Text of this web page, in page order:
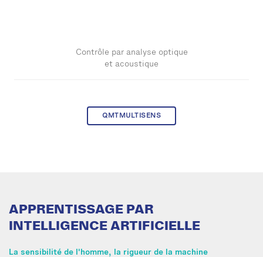
Contrôle par analyse optique
et acoustique
QMTMULTISENS
APPRENTISSAGE PAR
INTELLIGENCE ARTIFICIELLE
La sensibilité de l'homme, la rigueur de la machine